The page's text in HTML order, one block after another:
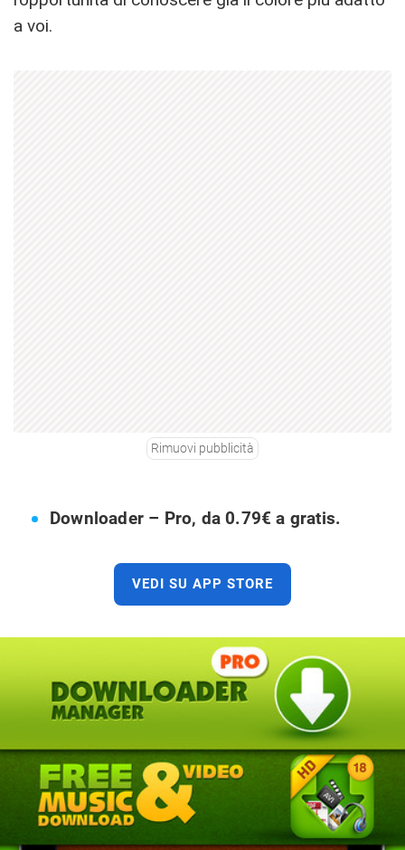
a voi.
Rimuovi pubblicità
Downloader – Pro, da 0.79€ a gratis.
VEDI SU APP STORE